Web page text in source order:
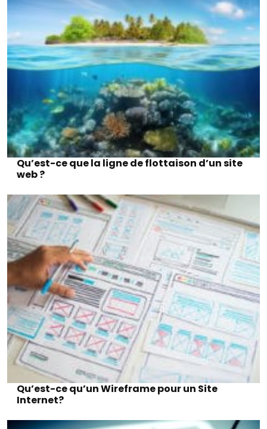
Qu’est-ce que la ligne de flottaison d’un site
web ?
Qu’est-ce qu’un Wireframe pour un Site
Internet?